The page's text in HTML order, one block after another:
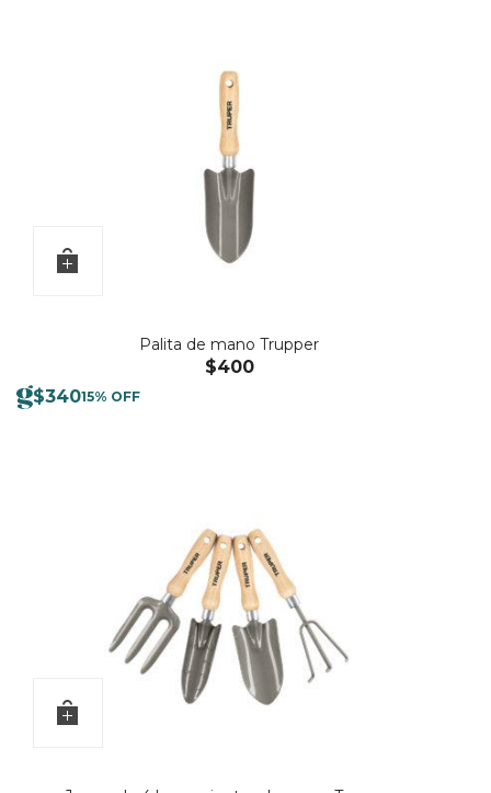
Palita de mano Trupper
$400
$34015% OFF